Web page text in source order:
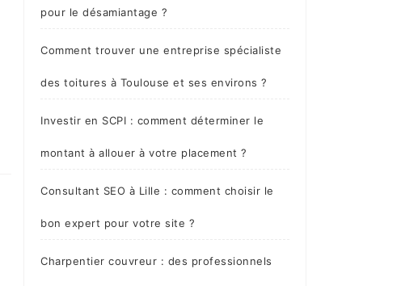
pour le désamiantage ?
Comment trouver une entreprise spécialiste
des toitures à Toulouse et ses environs ?
Investir en SCPI : comment déterminer le
montant à allouer à votre placement ?
Consultant SEO à Lille : comment choisir le
bon expert pour votre site ?
Charpentier couvreur : des professionnels